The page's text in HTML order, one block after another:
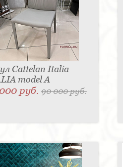
Cattelan Italia
model A
руб. 90 000 руб.